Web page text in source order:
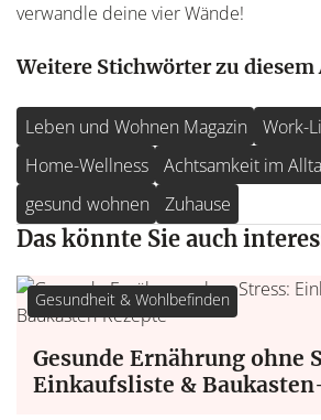
verwandle deine vier Wände!
Weitere Stichwörter zu
Leben und Wohnen Magazin
Work-
Home-Wellness
Achtsamkeit im
gesund wohnen
Zuhause
Das könnte Sie auch
Gesundheit & Wohlbefinden
Gesunde Ernährung ohne
Einkaufsliste &